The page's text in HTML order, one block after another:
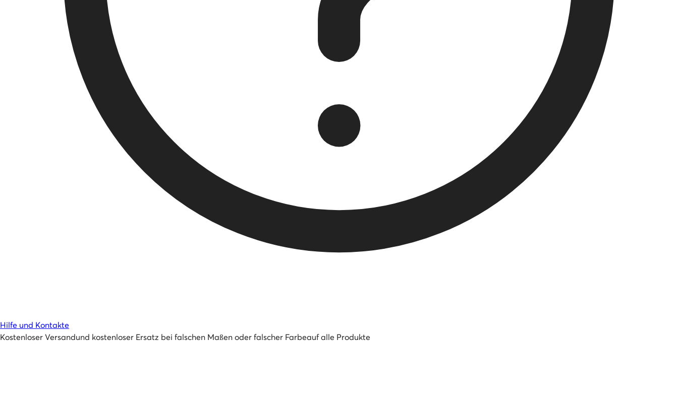
Hilfe und Kontakte
Kostenloser Versandund kostenloser Ersatz bei falschen Maßen oder falscher Farbeauf alle Produkte